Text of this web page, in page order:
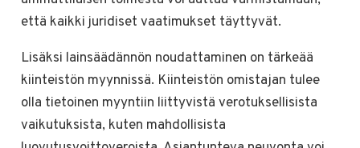
että kaikki juridiset vaatimukset täyttyvät.
Lisäksi lainsäädännön noudattaminen on tärkeää
kiinteistön myynnissä. Kiinteistön omistajan tulee
olla tietoinen myyntiin liittyvistä verotuksellisista
vaikutuksista, kuten mahdollisista